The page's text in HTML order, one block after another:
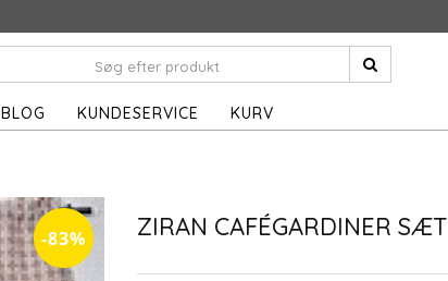
BLOG KUNDESERVICE KURV
-83% ZIRAN CAFÉGARDINER SÆT